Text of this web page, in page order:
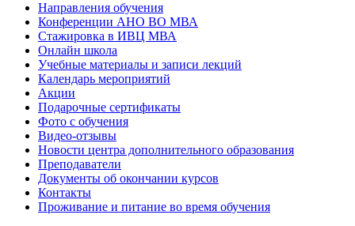
Направления обучения
Конференции АНО ВО МВА
Стажировка в ИВЦ МВА
Онлайн школа
Учебные материалы и записи лекций
Календарь мероприятий
Акции
Подарочные сертификаты
Фото с обучения
Видео-отзывы
Новости центра дополнительного образования
Преподаватели
Документы об окончании курсов
Контакты
Проживание и питание во время обучения